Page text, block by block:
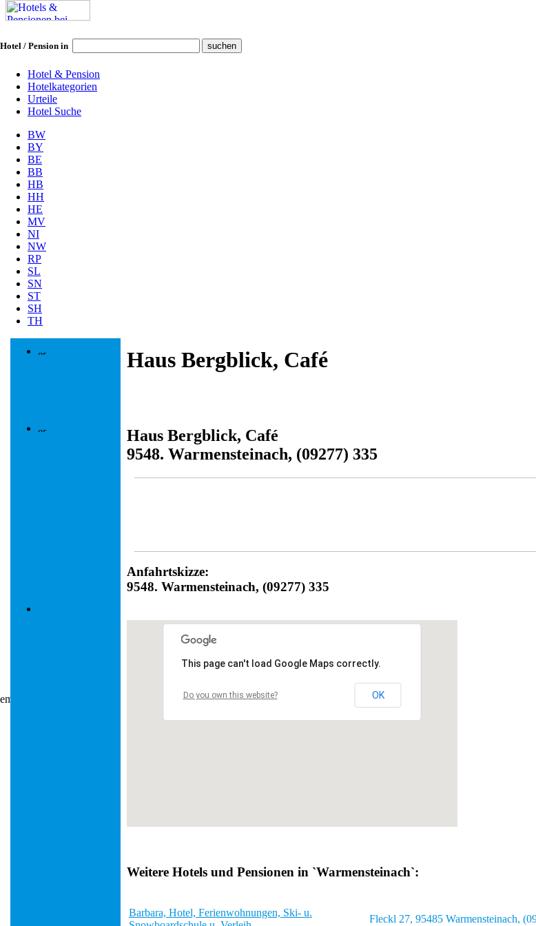
Hotel / Pension in
Hotel & Pension
Hotelkategorien
Urteile
Hotel Suche
BW
BY
BE
BB
HB
HH
HE
MV
NI
NW
RP
SL
SN
ST
SH
TH
Haus Bergblick, Café
Haus Bergblick, Café
9548. Warmensteinach, (09277) 335
Anfahrtskizze:
9548. Warmensteinach, (09277) 335
This page can't load Google Maps correctly.
Do you own this website? OK
Weitere Hotels und Pensionen in `Warmensteinach`:
Barbara, Hotel, Ferienwohnungen, Ski- u.
Fleckl 27, 95485 Warmensteinach,